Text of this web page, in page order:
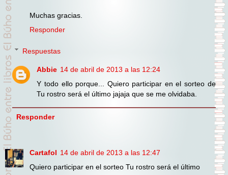
Muchas gracias.
Responder
Respuestas
Abbie 14 de abril de 2013 a las 12:24
Y todo ello porque... Quiero participar en el sorteo de
Tu rostro será el último jajaja que se me olvidaba.
Responder
Cartafol 14 de abril de 2013 a las 12:47
Quiero participar en el sorteo Tu rostro será el último